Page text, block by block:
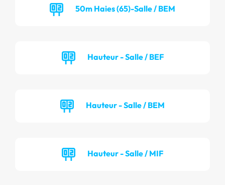
50m Haies (65)-Salle / BEM
Hauteur - Salle / BEF
Hauteur - Salle / BEM
Hauteur - Salle / MIF